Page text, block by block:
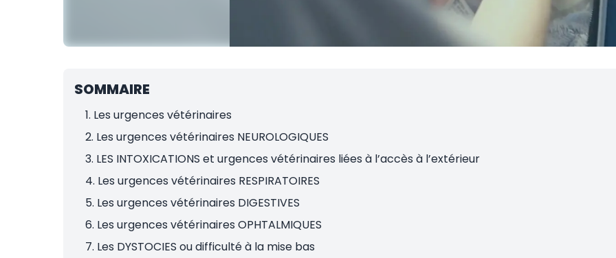
SOMMAIRE
1. Les urgences vétérinaires
2. Les urgences vétérinaires NEUROLOGIQUES
3. LES INTOXICATIONS et urgences vétérinaires liées à l’accès à l’extérieur
4. Les urgences vétérinaires RESPIRATOIRES
5. Les urgences vétérinaires DIGESTIVES
6. Les urgences vétérinaires OPHTALMIQUES
7. Les DYSTOCIES ou difficulté à la mise bas